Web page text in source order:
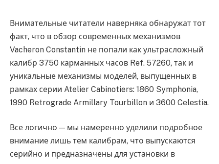
Внимательные читатели наверняка обнаружат тот
факт, что в обзор современных механизмов
Vacheron Constantin не попали как ультрасложный
калибр 3750 карманных часов Ref. 57260, так и
уникальные механизмы моделей, выпущенных в
рамках серии Atelier Cabinotiers: 1860 Symphonia,
1990 Retrograde Armillary Tourbillon и 3600 Celestia.
Все логично — мы намеренно уделили подробное
внимание лишь тем калибрам, что выпускаются
серийно и предназначены для установки в